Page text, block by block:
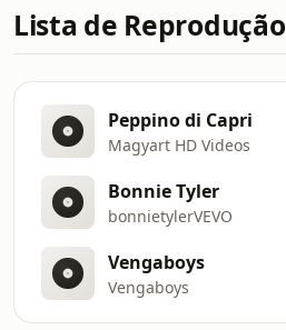
Lista de Reprodução
Peppino di Capri
Magyart HD Videos
Bonnie Tyler
bonnietylerVEVO
Vengaboys
Vengaboys